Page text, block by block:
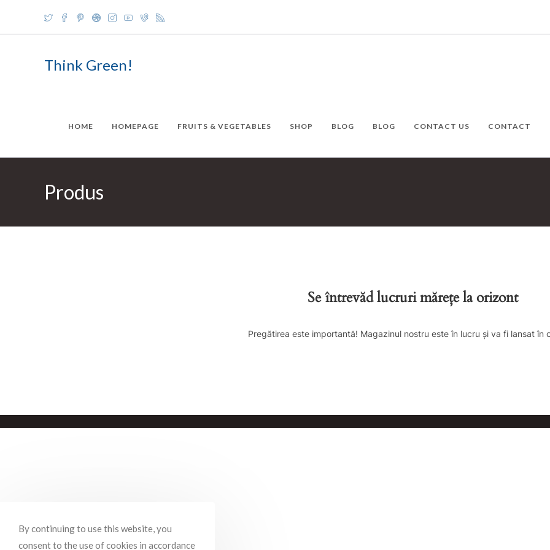
content
Think Green!
HOME HOMEPAGE FRUITS & VEGETABLES SHOP BLOG BLOG CONTACT US CONTACT
Produs
Se întrevăd lucruri mărețe la orizont
Pregătirea este importantă! Magazinul nostru este în lucru și va fi lansat în
By continuing to use this website, you
consent to the use of cookies in accordance